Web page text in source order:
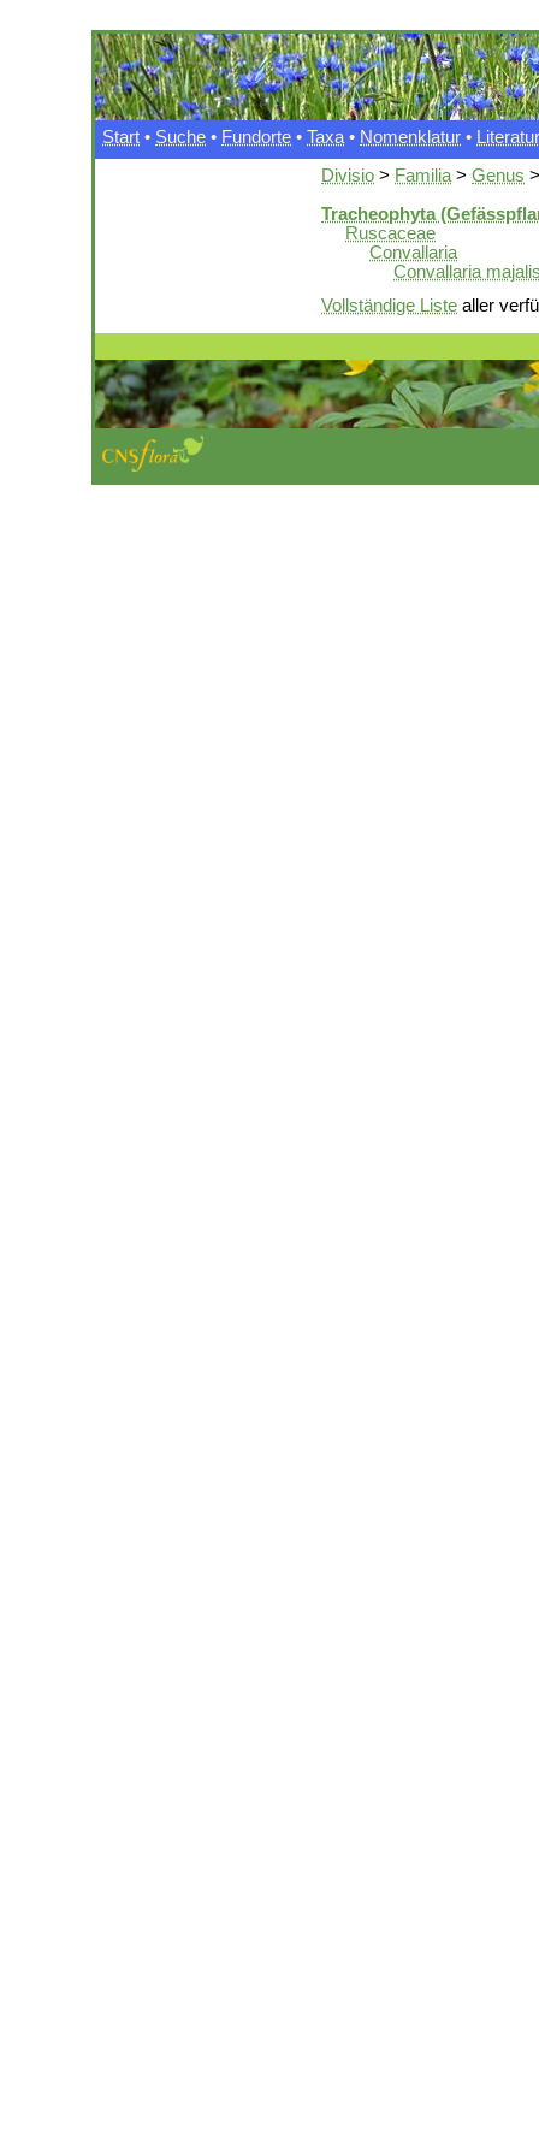
Start • Suche • Fundorte • Taxa • Nomenklatur • Literatur
Divisio > Familia > Genus
Tracheophyta
Ruscaceae
Convallaria
Convallaria
Vollständige Liste aller